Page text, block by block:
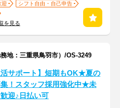
迎
シフト自由・自己申告
を見る
地：三重県鳥羽市）/OS-3249
活サポート】短期もOK★夏の
！スタッフ採用強化中★未
迎♪日払い可